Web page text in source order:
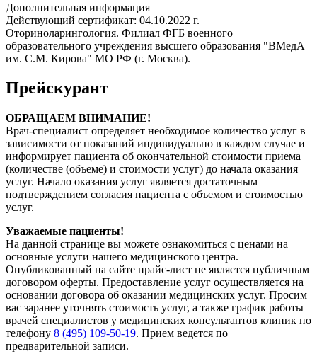
Дополнительная информация
Действующий сертификат: 04.10.2022 г.
Оториноларингология. Филиал ФГБ военного
образовательного учреждения высшего образования "ВМедА
им. С.М. Кирова" МО РФ (г. Москва).
Прейскурант
ОБРАЩАЕМ ВНИМАНИЕ!
Врач-специалист определяет необходимое количество услуг в
зависимости от показаний индивидуально в каждом случае и
информирует пациента об окончательной стоимости приема
(количестве (объеме) и стоимости услуг) до начала оказания
услуг. Начало оказания услуг является достаточным
подтверждением согласия пациента с объемом и стоимостью
услуг.
Уважаемые пациенты!
На данной странице вы можете ознакомиться с ценами на
основные услуги нашего медицинского центра.
Опубликованный на сайте прайс-лист не является публичным
договором оферты. Предоставление услуг осуществляется на
основании договора об оказании медицинских услуг. Просим
вас заранее уточнять стоимость услуг, а также график работы
врачей специалистов у медицинских консультантов клиник по
телефону 8 (495) 109-50-19. Прием ведется по
предварительной записи.